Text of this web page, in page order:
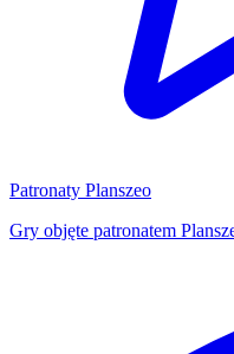
Patronaty Planszeo
Gry objęte patronatem